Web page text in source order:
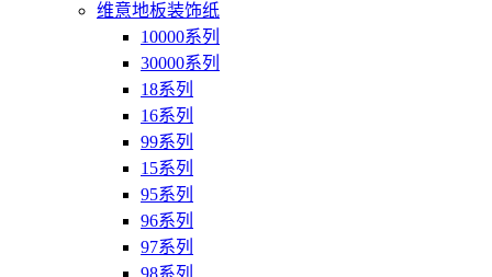
维意地板装饰纸
10000系列
30000系列
18系列
16系列
99系列
15系列
95系列
96系列
97系列
98系列